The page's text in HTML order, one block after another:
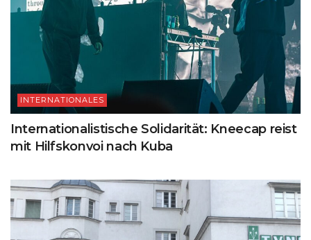
INTERNATIONALES
Internationalistische Solidarität: Kneecap reist
mit Hilfskonvoi nach Kuba